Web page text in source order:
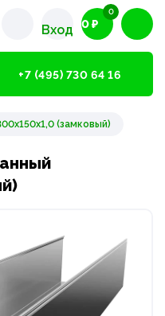
Вход 0 ₽
0
+7 (495) 730 64 16
(замковый)